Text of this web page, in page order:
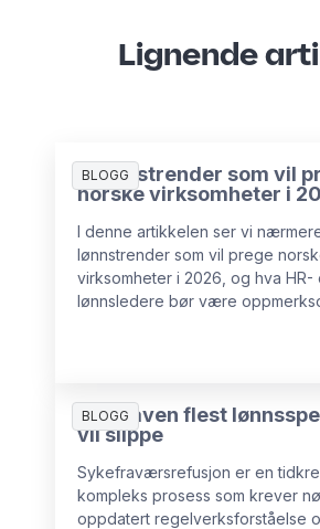
Lignende
BLOGG
5 lønnstrender som vil
norske virksomheter i
I denne artikkelen ser vi
lønnstrender som vil prege
virksomheter i 2026, og hva HR-
lønnsledere bør være
BLOGG
Oppgaven flest
vil slippe
Sykefraværsrefusjon er en
kompleks prosess som krever
oppdatert regelverksforståelse